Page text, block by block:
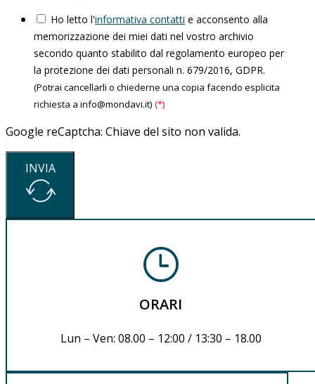
Ho letto l'informativa contatti e acconsento alla
memorizzazione dei miei dati nel vostro archivio
secondo quanto stabilito dal regolamento europeo per
la protezione dei dati personali n. 679/2016, GDPR.
(Potrai cancellarli o chiederne una copia facendo esplicita
richiesta a info@mondavi.it) (*)
Google reCaptcha: Chiave del sito non valida.
INVIA
ORARI
Lun – Ven: 08.00 – 12:00 / 13:30 – 18.00